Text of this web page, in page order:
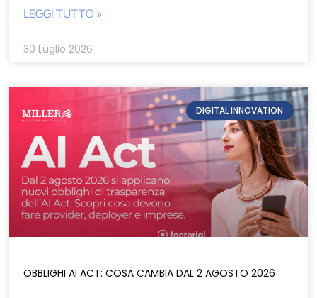
LEGGI TUTTO »
30 Luglio 2026
DIGITAL INNOVATION
OBBLIGHI AI ACT: COSA CAMBIA DAL 2 AGOSTO 2026